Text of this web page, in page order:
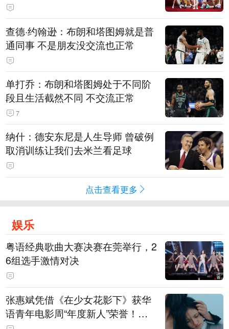
查德·约翰逊：布朗和塔图姆就是普
通同事 不是朋友没交流也正常
单打乔：布朗和塔图姆处于不同阶
段且生活截然不同 不交流正常
7
纳什：德安东尼是人生导师 曾破例
取消训练让我们去米兰看足球
点击查看更多
娱乐
粤语经典歌曲大赛决赛在莞举行，2
6组选手激情对决
张惠斌凭借《在少女花影下》获华
语青年电影周“年度新人”荣誉！该